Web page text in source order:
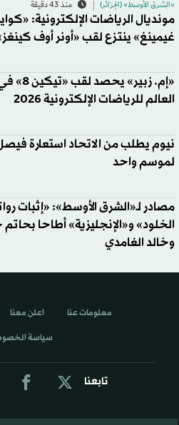
«الشرق الأوسط» (الجزائر) منذ 43 دقيقة
مونديال الرياضات الإلكترونية:
غيمينغ» ينتزع لقب «أونر أوف
«إم. زبير»
العالم للرياضات الإلكترونية 2026
نيوم يطلب من الاتحاد استعارة
لموسم واحد
مصادر لـ«الشرق الأوسط»: «إثبات
الخلود» و«الإنجليزية» أطاحا
وخالد الغامدي
تابعنا
معلومات عنا اعلن معنا
سياسة